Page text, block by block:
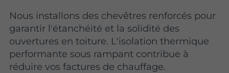
Nous installons des chevêtres renforcés pour
garantir l'étanchéité et la solidité des
ouvertures en toiture. L'isolation thermique
performante sous rampant contribue à
réduire vos factures de chauffage.